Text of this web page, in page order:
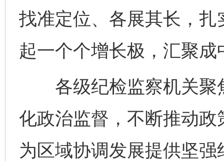
找准定位、各展其长，
起一个个增长极，汇聚
各级纪检监察机关聚
化政治监督，不断推动
为区域协调发展提供坚强